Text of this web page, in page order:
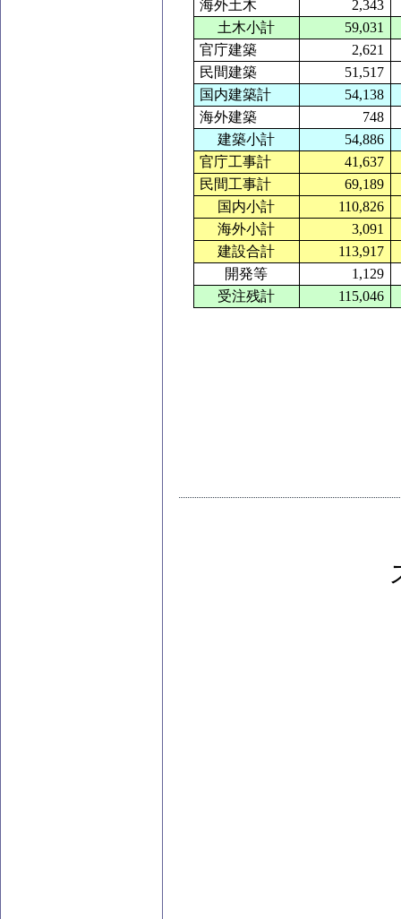
海外土木
2,343
土木小計
59,031
官庁建築
2,621
民間建築
51,517
国内建築計
54,138
海外建築
748
建築小計
54,886
官庁工事計
41,637
民間工事計
69,189
国内小計
110,826
海外小計
3,091
建設合計
113,917
開発等
1,129
受注残計
115,046